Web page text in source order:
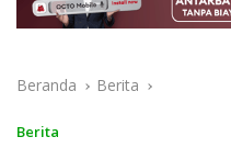
Beranda Berita
Berita